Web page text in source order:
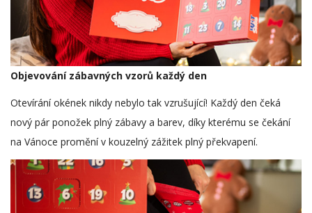
Objevování zábavných vzorů každý den
Otevírání okének nikdy nebylo tak vzrušující! Každý den čeká
nový pár ponožek plný zábavy a barev, díky kterému se čekání
na Vánoce promění v kouzelný zážitek plný překvapení.